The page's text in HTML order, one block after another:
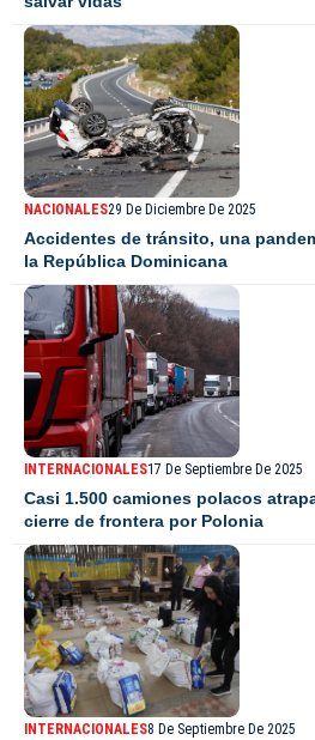
NACIONALES29 De Diciembre De 2025
Accidentes de tránsito, una
la República Dominicana
INTERNACIONALES17 De Septiembre De 2025
Casi 1.500 camiones polacos
cierre de frontera por Polonia
INTERNACIONALES8 De Septiembre De 2025